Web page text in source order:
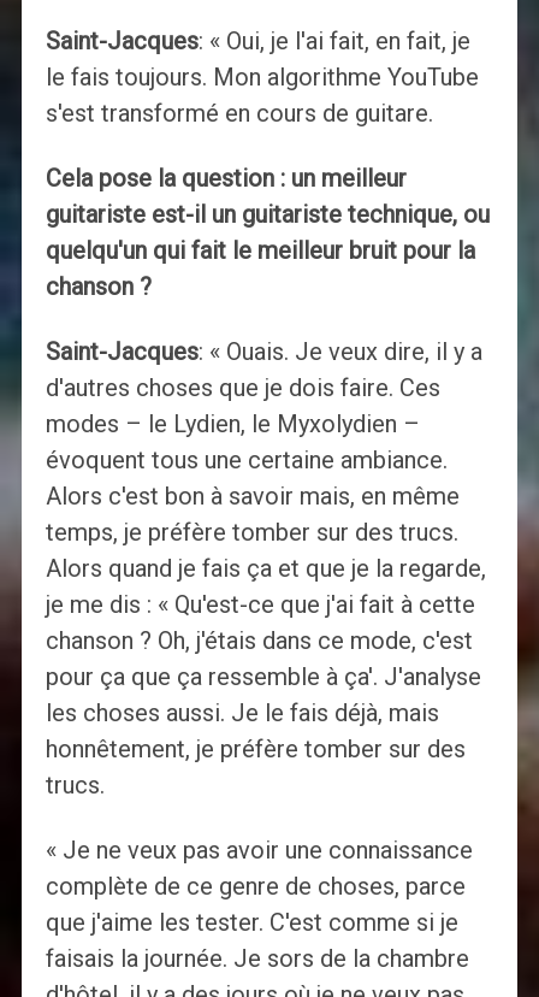
Saint-Jacques: « Oui, je l'ai fait, en fait, je
le fais toujours. Mon algorithme YouTube
s'est transformé en cours de guitare.
Cela pose la question : un meilleur
guitariste est-il un guitariste technique, ou
quelqu'un qui fait le meilleur bruit pour la
chanson ?
Saint-Jacques: « Ouais. Je veux dire, il y a
d'autres choses que je dois faire. Ces
modes – le Lydien, le Myxolydien –
évoquent tous une certaine ambiance.
Alors c'est bon à savoir mais, en même
temps, je préfère tomber sur des trucs.
Alors quand je fais ça et que je la regarde,
je me dis : « Qu'est-ce que j'ai fait à cette
chanson ? Oh, j'étais dans ce mode, c'est
pour ça que ça ressemble à ça'. J'analyse
les choses aussi. Je le fais déjà, mais
honnêtement, je préfère tomber sur des
trucs.
« Je ne veux pas avoir une connaissance
complète de ce genre de choses, parce
que j'aime les tester. C'est comme si je
faisais la journée. Je sors de la chambre